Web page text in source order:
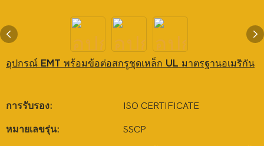
อุปกรณ์ EMT พร้อมข้อต่อสกรูชุดเหล็ก UL มาตรฐานอเมริกัน
การรับรอง: ISO CERTIFICATE
หมายเลขรุ่น: SSCP